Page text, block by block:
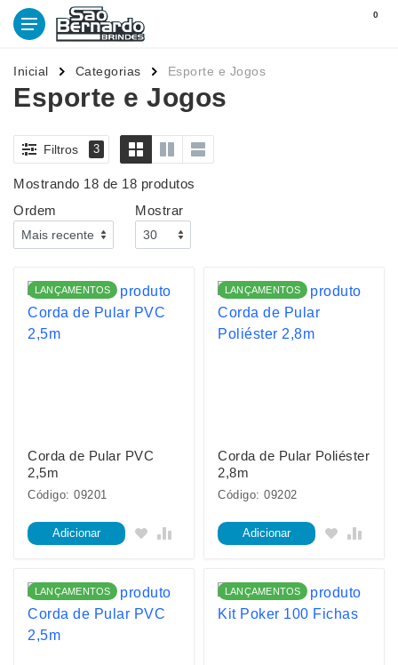
0
Inicial Categorias Esporte e Jogos
Esporte e Jogos
Filtros 3
Mostrando 18 de 18 produtos
Ordem
Mostrar
LANÇAMENTOS
Corda de Pular PVC
2,5m
Código: 09201
Adicionar
LANÇAMENTOS
Corda de Pular Poliéster
2,8m
Código: 09202
Adicionar
LANÇAMENTOS LANÇAMENTOS